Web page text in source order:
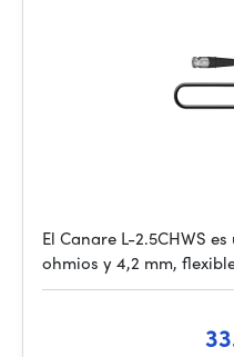
El Canare L-2.5CHWS
ohmios y 4,2 mm,